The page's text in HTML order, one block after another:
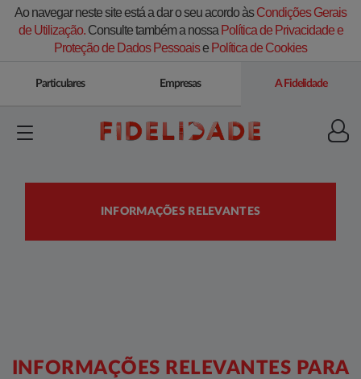
Ao navegar neste site está a dar o seu acordo àsCondições Gerais
de Utilização.Consulte também a nossa Política de Privacidade e
Proteção de Dados Pessoaise Política de Cookies
Particulares Empresas A Fidelidade
INFORMAÇÕES RELEVANTES
INFORMAÇÕES RELEVANTES PARA